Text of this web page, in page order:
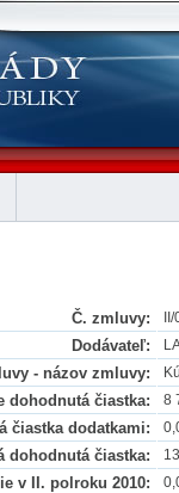
Č. zmluvy:
Dodávateľ:
- názov zmluvy:
dohodnutá čiastka: 8
čiastka dodatkami:
dohodnutá čiastka:
v II. polroku 2010: